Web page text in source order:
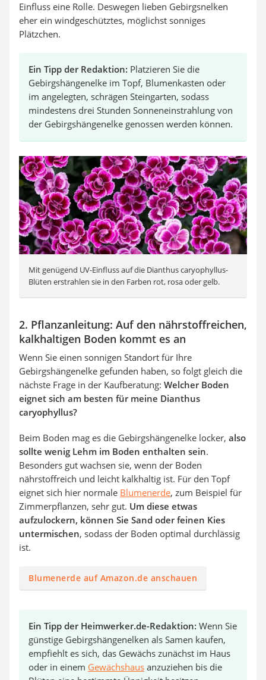
Einfluss eine Rolle. Deswegen lieben Gebirgsnelken
eher ein windgeschütztes, möglichst sonniges
Plätzchen.
Ein Tipp der Redaktion: Platzieren Sie die
Gebirgshängenelke im Topf, Blumenkasten oder
im angelegten, schrägen Steingarten, sodass
mindestens drei Stunden Sonneneinstrahlung von
der Gebirgshängenelke genossen werden können.
Mit genügend UV-Einfluss auf die Dianthus caryophyllus-
Blüten erstrahlen sie in den Farben rot, rosa oder gelb.
2. Pflanzanleitung: Auf den nährstoffreichen,
kalkhaltigen Boden kommt es an
Wenn Sie einen sonnigen Standort für Ihre
Gebirgshängenelke gefunden haben, so folgt gleich die
nächste Frage in der Kaufberatung: Welcher Boden
eignet sich am besten für meine Dianthus
caryophyllus?
Beim Boden mag es die Gebirgshängenelke locker, also
sollte wenig Lehm im Boden enthalten sein.
Besonders gut wachsen sie, wenn der Boden
nährstoffreich und leicht kalkhaltig ist. Für den Topf
eignet sich hier normale Blumenerde, zum Beispiel für
Zimmerpflanzen, sehr gut. Um diese etwas
aufzulockern, können Sie Sand oder feinen Kies
untermischen, sodass der Boden optimal durchlässig
ist.
Blumenerde auf Amazon.de anschauen
Ein Tipp der Heimwerker.de-Redaktion: Wenn Sie
günstige Gebirgshängenelken als Samen kaufen,
empfiehlt es sich, das Gewächs zunächst im Haus
oder in einem Gewächshaus anzuziehen bis die